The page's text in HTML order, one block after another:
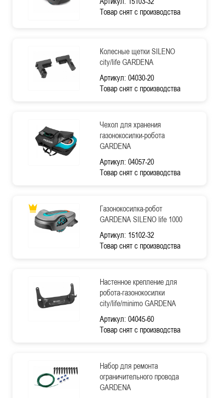
Товар снят с производства
Колесные щетки SILENO
city/life GARDENA
Артикул: 04030-20
Товар снят с производства
Чехол для хранения
газонокосилки-робота
GARDENA
Артикул: 04057-20
Товар снят с производства
Газонокосилка-робот
GARDENA SILENO life 1000
Артикул: 15102-32
Товар снят с производства
Настенное крепление для
робота-газонокосилки
city/life/minimo GARDENA
Артикул: 04045-60
Товар снят с производства
Набор для ремонта
ограничительного провода
GARDENA